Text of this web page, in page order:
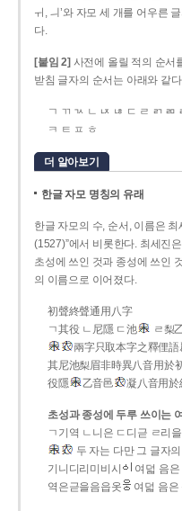
ㅟ, ㅢ’와 자모 세 개를 어우른
다.
[붙임 2] 사전에 올릴 적의 순서
받침 글자의 순서는 아래와 같
ㄱ ㄲ ㄳ ㄴ ㄵ ㄶ ㄷ ㄹ ㄺ ㄻ
ㅋ ㅌ ㅍ ㅎ
더 알아보기
한글 자모 명칭의 유래
한글 자모의 수, 순서, 이름은
(1527)”에서 비롯한다. 최세진
초성에 쓰인 것과 종성에 쓰인
의 이름으로 이어졌다.
初聲終聲通用八字
ㄱ其役 ㄴ尼隱 ㄷ池
ㄹ梨
兩字只取本字之釋俚語
其尼池梨眉非時異八音用於
役隱
乙音邑 凝八音用於
초성과 종성에 두루 쓰이는
ㄱ기역 ㄴ니은 ㄷ디귿 ㄹ리
두 자는 다만 그 글자
기니디리미비시
여덟 음
역은귿을음읍옷
여덟 음은